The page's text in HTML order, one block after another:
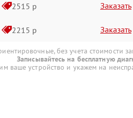
2515 р Заказать
2215 р Заказать
без учета стоимости
Записывайтесь на бесплатную
ваше устройство и укажем на